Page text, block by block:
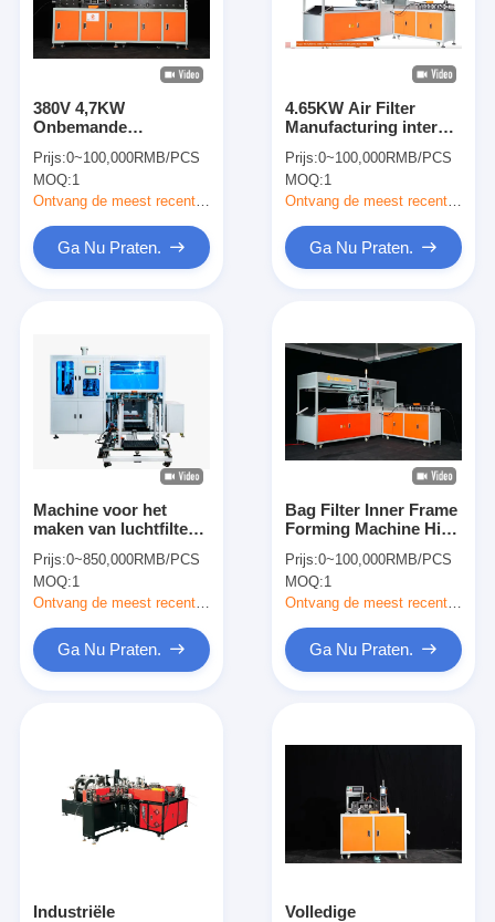
Producten
Video's
Over ons
Neem contact met ons op
Nieuws
Luchtfilter die Machine maken
Luchtfilter Productiemachine
380V 4,7KW
Onbemande
voor buitenframe
Prijs:0~100,000RMB/PCS
MOQ:1
Ontvang de meest recente Prijs
Ga Nu Praten.
4.65KW Air Filter
Manufacturing interne
CE-certificering
Prijs:0~100,000RMB/PCS
MOQ:1
Ontvang de meest recente Prijs
Ga Nu Praten.
Machine voor het
maken van luchtfilters
zak- en
rivetingsoplossingen
biedt voor de
consistentie van
filterzakken
Prijs:0~850,000RMB/PCS
MOQ:1
Ontvang de meest recente Prijs
Ga Nu Praten.
Bag Filter Inner Frame
Forming Machine High
Consumption Design
Prijs:0~100,000RMB/PCS
MOQ:1
Ontvang de meest recente Prijs
Ga Nu Praten.
Industriële
Volledige